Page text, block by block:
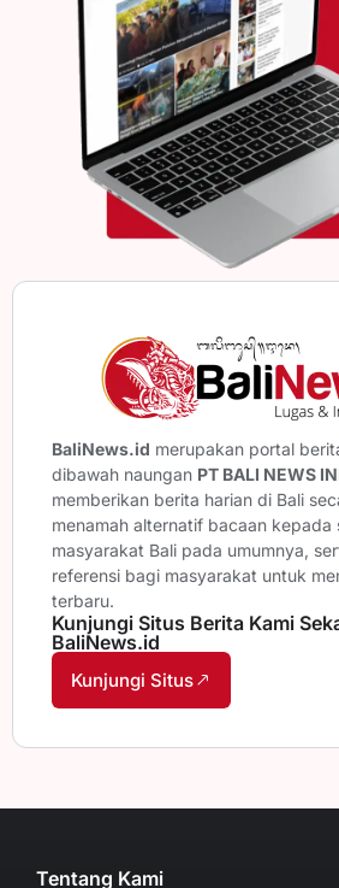
BaliNews.id merupakan portal
dibawah naungan PT BALI NEWS
memberikan berita harian di Bali
menamah alternatif bacaan kepada
masyarakat Bali pada umumnya,
referensi bagi masyarakat untuk
terbaru.
Kunjungi Situs Berita Kami
BaliNews.id
Kunjungi Situs
Tentang Kami